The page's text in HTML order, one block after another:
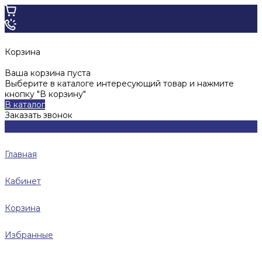
Корзина
Ваша корзина пуста
Выберите в каталоге интересующий товар и нажмите
кнопку "В корзину"
В каталог
Заказать звонок
Главная
Кабинет
Корзина
Избранные